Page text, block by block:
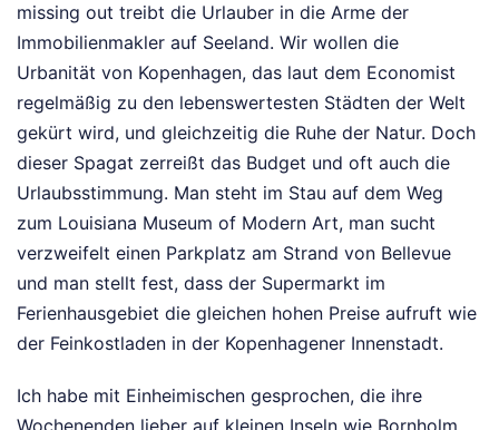
missing out treibt die Urlauber in die Arme der
Immobilienmakler auf Seeland. Wir wollen die
Urbanität von Kopenhagen, das laut dem Economist
regelmäßig zu den lebenswertesten Städten der Welt
gekürt wird, und gleichzeitig die Ruhe der Natur. Doch
dieser Spagat zerreißt das Budget und oft auch die
Urlaubsstimmung. Man steht im Stau auf dem Weg
zum Louisiana Museum of Modern Art, man sucht
verzweifelt einen Parkplatz am Strand von Bellevue
und man stellt fest, dass der Supermarkt im
Ferienhausgebiet die gleichen hohen Preise aufruft wie
der Feinkostladen in der Kopenhagener Innenstadt.
Ich habe mit Einheimischen gesprochen, die ihre